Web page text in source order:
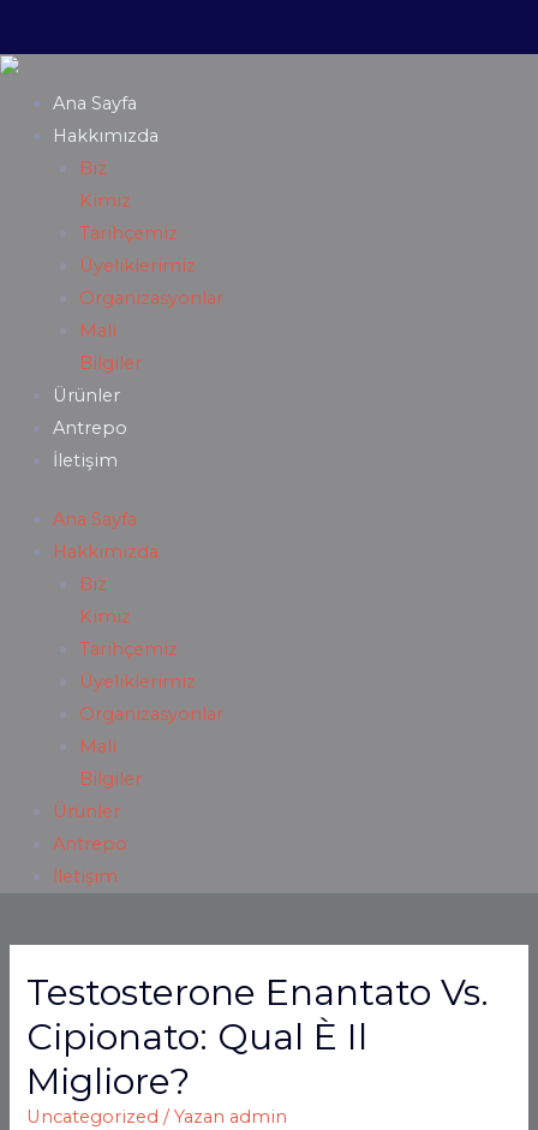
Ana Sayfa
Hakkımızda
Biz
Kimiz
Tarihçemiz
Üyeliklerimiz
Organizasyonlar
Mali
Bilgiler
Ürünler
Antrepo
İletişim
Ana Sayfa
Hakkımızda
Biz
Kimiz
Tarihçemiz
Üyeliklerimiz
Organizasyonlar
Mali
Bilgiler
Ürünler
Antrepo
İletişim
Testosterone Enantato Vs.
Cipionato: Qual È Il
Migliore?
Uncategorized / Yazan admin